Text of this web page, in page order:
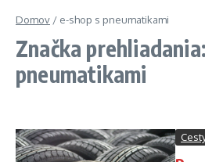
Domov / e-shop s pneumatikami
Značka
pneumatikami